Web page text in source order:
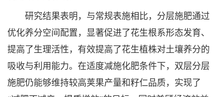
研究结果表明，与常规表施相比，分层施肥通过
优化养分空间配置，显著促进了花生根系形态发育、
提高了生理活性，有效提高了花生植株对土壤养分的
吸收与利用能力。在适度减施化肥条件下，双层分层
施肥仍能够维持较高荚果产量和籽仁品质，实现了